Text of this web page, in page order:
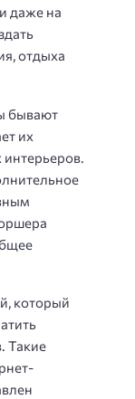
даже на
отдыха
бывают
их
который
Такие